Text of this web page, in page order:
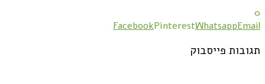
0
FacebookPinterestWhatsappEmail
תגובות פייסבוק